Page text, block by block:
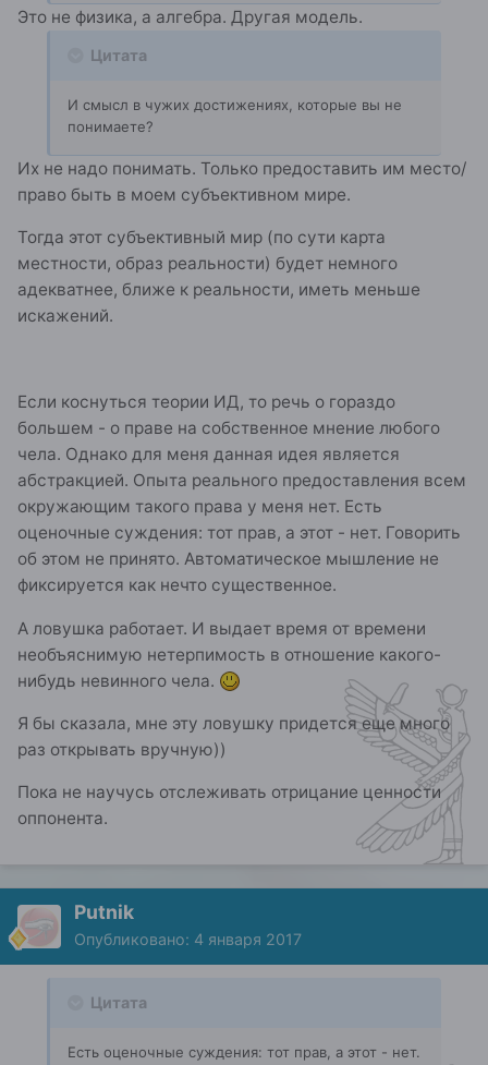
Это не физика, а алгебра. Другая модель.
Цитата
И смысл в чужих достижениях, которые вы не
понимаете?
Их не надо понимать. Только предоставить им место/
право быть в моем субъективном мире.
Тогда этот субъективный мир (по сути карта
местности, образ реальности) будет немного
адекватнее, ближе к реальности, иметь меньше
искажений.
Если коснуться теории ИД, то речь о гораздо
большем - о праве на собственное мнение любого
чела. Однако для меня данная идея является
абстракцией. Опыта реального предоставления всем
окружающим такого права у меня нет. Есть
оценочные суждения: тот прав, а этот - нет. Говорить
об этом не принято. Автоматическое мышление не
фиксируется как нечто существенное.
А ловушка работает. И выдает время от времени
необъяснимую нетерпимость в отношение какого-
нибудь невинного чела.
Я бы сказала, мне эту ловушку придется еще много
раз открывать вручную))
Пока не научусь отслеживать отрицание ценности
оппонента.
Putnik
Опубликовано: 4 января 2017
Цитата
Есть оценочные суждения: тот прав, а этот - нет.